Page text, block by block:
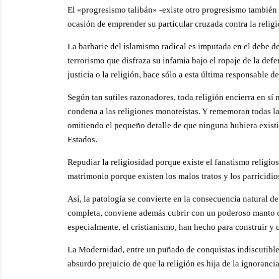
El «progresismo talibán» -existe otro progresismo
ocasión de emprender su particular cruzada contra la
La barbarie del islamismo radical es imputada en el debe
terrorismo que disfraza su infamia bajo el ropaje de la
justicia o la religión, hace sólo a esta última responsable
Según tan sutiles razonadores, toda religión encierra en sí
condena a las religiones monoteístas. Y rememoran todas
omitiendo el pequeño detalle de que ninguna hubiera
Estados.
Repudiar la religiosidad porque existe el fanatismo
matrimonio porque existen los malos tratos y los
Así, la patología se convierte en la consecuencia natural
completa, conviene además cubrir con un poderoso
especialmente, el cristianismo, han hecho para construir
La Modernidad, entre un puñado de conquistas
absurdo prejuicio de que la religión es hija de la